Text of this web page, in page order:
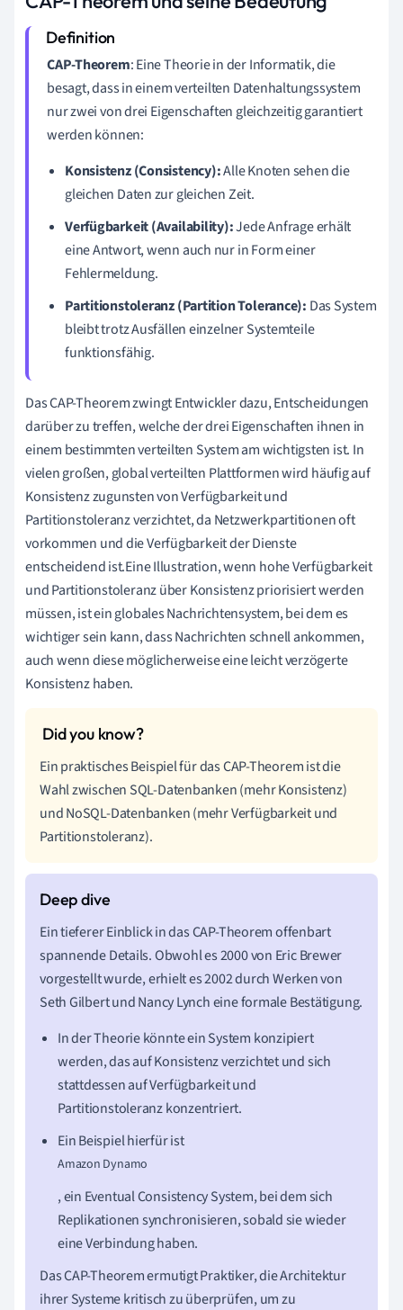
CAP-Theorem: Eine Theorie in der Informatik, die
besagt, dass in einem verteilten Datenhaltungssystem
nur zwei von drei Eigenschaften gleichzeitig garantiert
werden können:
Konsistenz (Consistency):Alle Knoten sehen die
gleichen Daten zur gleichen Zeit.
Verfügbarkeit (Availability):Jede Anfrage erhält
eine Antwort, wenn auch nur in Form einer
Fehlermeldung.
Partitionstoleranz (Partition Tolerance): Das System
bleibt trotz Ausfällen einzelner Systemteile
funktionsfähig.
Das CAP-Theorem zwingt Entwickler dazu, Entscheidungen
darüber zu treffen, welche der drei Eigenschaften ihnen in
einem bestimmten verteilten System am wichtigsten ist. In
vielen großen, global verteilten Plattformen wird häufig auf
Konsistenz zugunsten von Verfügbarkeit und
Partitionstoleranz verzichtet, da Netzwerkpartitionen oft
vorkommen und die Verfügbarkeit der Dienste
entscheidend ist.Eine Illustration, wenn hohe Verfügbarkeit
und Partitionstoleranz über Konsistenz priorisiert werden
müssen, ist ein globales Nachrichtensystem, bei dem es
wichtiger sein kann, dass Nachrichten schnell ankommen,
auch wenn diese möglicherweise eine leicht verzögerte
Konsistenz haben.
Ein praktisches Beispiel für das CAP-Theorem ist die
Wahl zwischen SQL-Datenbanken (mehr Konsistenz)
und NoSQL-Datenbanken (mehr Verfügbarkeit und
Partitionstoleranz).
Ein tieferer Einblick in das CAP-Theorem offenbart
spannende Details. Obwohl es 2000 von Eric Brewer
vorgestellt wurde, erhielt es 2002 durch Werken von
Seth Gilbert und Nancy Lynch eine formale Bestätigung.
In der Theorie könnte ein System konzipiert
werden, das auf Konsistenz verzichtet und sich
stattdessen auf Verfügbarkeit und
Partitionstoleranz konzentriert.
Ein Beispiel hierfür ist
Amazon Dynamo
, ein Eventual Consistency System, bei dem sich
Replikationen synchronisieren, sobald sie wieder
eine Verbindung haben.
Das CAP-Theorem ermutigt Praktiker, die Architektur
ihrer Systeme kritisch zu überprüfen, um zu